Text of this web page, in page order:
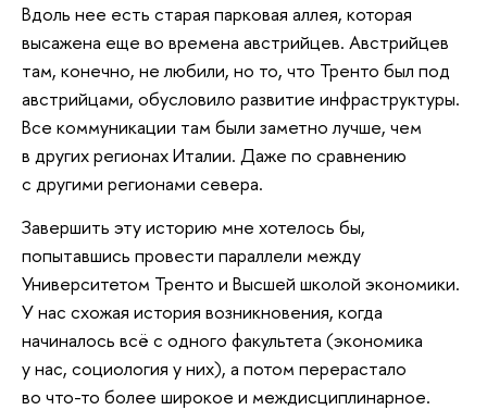
Вдоль нее есть старая парковая аллея, которая
высажена еще во времена австрийцев. Австрийцев
там, конечно, не любили, но то, что Тренто был под
австрийцами, обусловило развитие инфраструктуры.
Все коммуникации там были заметно лучше, чем
в других регионах Италии. Даже по сравнению
с другими регионами севера.
Завершить эту историю мне хотелось бы,
попытавшись провести параллели между
Университетом Тренто и Высшей школой экономики.
У нас схожая история возникновения, когда
начиналось всё с одного факультета (экономика
у нас, социология у них), а потом перерастало
во что-то более широкое и междисциплинарное.